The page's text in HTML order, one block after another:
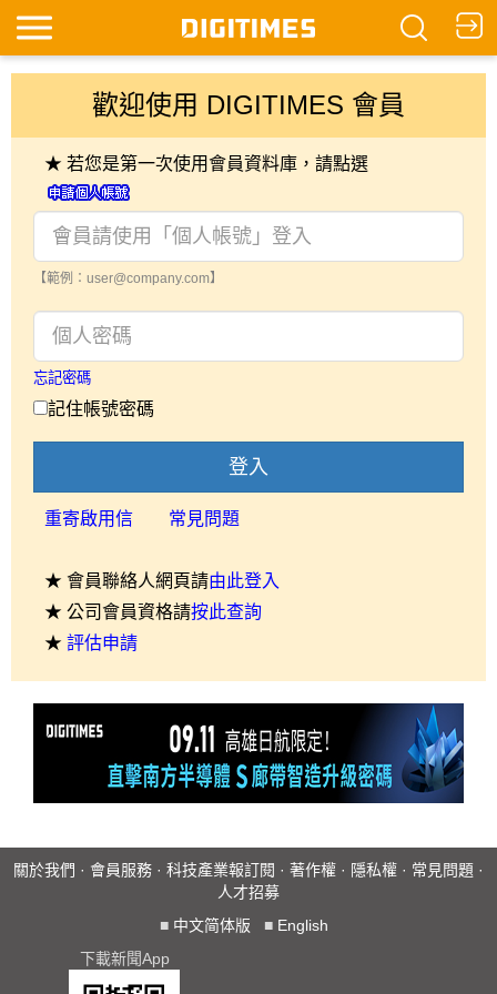
歡迎使用 DIGITIMES 會員
★ 若您是第一次使用會員資料庫，請點選
【範例：user@company.com】
忘記密碼
記住帳號密碼
登入
重寄啟用信 常見問題
★ 會員聯絡人網頁請由此登入
★ 公司會員資格請按此查詢
★ 評估申請
關於我們 · 會員服務 · 科技產業報訂閱 · 著作權 · 隱私權 · 常見問題 ·
人才招募
■ 中文简体版 ■ English
下載新聞App